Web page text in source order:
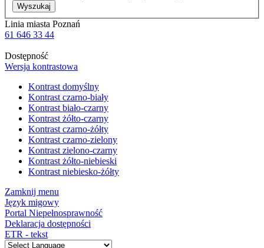
Wyszukaj
Linia miasta Poznań
61 646 33 44
Dostępność
Wersja kontrastowa
Kontrast domyślny
Kontrast czarno-biały
Kontrast biało-czarny
Kontrast żółto-czarny
Kontrast czarno-żółty
Kontrast czarno-zielony
Kontrast zielono-czarny
Kontrast żółto-niebieski
Kontrast niebiesko-żółty
Zamknij menu
Język migowy
Portal Niepełnosprawność
Deklaracja dostępności
ETR - tekst